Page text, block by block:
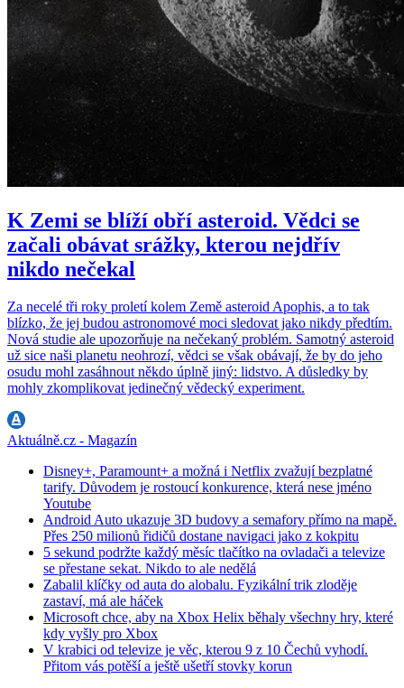
K Zemi se blíží obří asteroid. Vědci se
začali obávat srážky, kterou nejdřív
nikdo nečekal
Za necelé tři roky proletí kolem Země asteroid Apophis, a to tak
blízko, že jej budou astronomové moci sledovat jako nikdy předtím.
Nová studie ale upozorňuje na nečekaný problém. Samotný asteroid
už sice naši planetu neohrozí, vědci se však obávají, že by do jeho
osudu mohl zasáhnout někdo úplně jiný: lidstvo. A důsledky by
mohly zkomplikovat jedinečný vědecký experiment.
Aktuálně.cz - Magazín
Disney+, Paramount+ a možná i Netflix zvažují bezplatné
tarify. Důvodem je rostoucí konkurence, která nese jméno
Youtube
Android Auto ukazuje 3D budovy a semafory přímo na mapě.
Přes 250 milionů řidičů dostane navigaci jako z kokpitu
5 sekund podržte každý měsíc tlačítko na ovladači a televize
se přestane sekat. Nikdo to ale nedělá
Zabalil klíčky od auta do alobalu. Fyzikální trik zloděje
zastaví, má ale háček
Microsoft chce, aby na Xbox Helix běhaly všechny hry, které
kdy vyšly pro Xbox
V krabici od televize je věc, kterou 9 z 10 Čechů vyhodí.
Přitom vás potěší a ještě ušetří stovky korun